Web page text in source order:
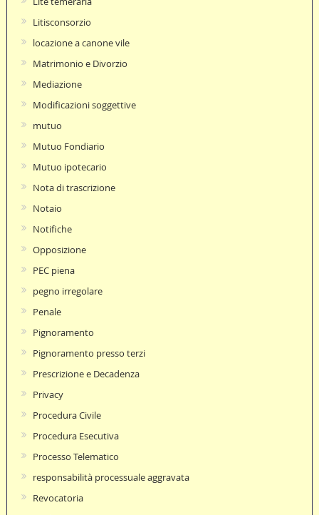
Litisconsorzio
locazione a canone vile
Matrimonio e Divorzio
Mediazione
Modificazioni soggettive
mutuo
Mutuo Fondiario
Mutuo ipotecario
Nota di trascrizione
Notaio
Notifiche
Opposizione
PEC piena
pegno irregolare
Penale
Pignoramento
Pignoramento presso terzi
Prescrizione e Decadenza
Privacy
Procedura Civile
Procedura Esecutiva
Processo Telematico
responsabilità processuale aggravata
Revocatoria